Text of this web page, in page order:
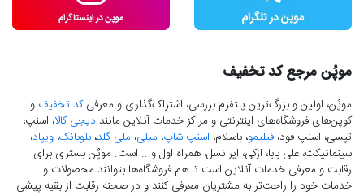
موپُن مرجع کد تخفیف
موپُن، اولین و بزرگ‌ترین پلتفرم بررسی، اشتراک‌گذاری و معرفیکد تخفیف و
کوپن‌های فروشگاه‌های اینترنتی و مراکز خدمات آنلاین مانند دیجی کالا، اسنپ،
تپسی، اسنپ فود، فیلیمو، باسلام، اسنپ شاپ، میلی، ملی گلد، بلوبانک، ویپاد،
سینماتیکت، علی بابا، ازکی، ایرانسل، همراه اول و... است. موپُن بستری برای
رقابت و معرفی خدمات آنلاین است تا هم فروشگاه‌ها بتوانند محصولات و
خدمات خود را راحت‌تر به مشتریان معرفی کنند و در صحنه رقابت از بقیه پیشی